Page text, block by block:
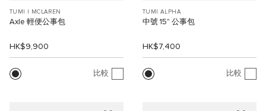
TUMI I MCLAREN
Axle 輕便公事包
HK$9,900
比較
TUMI ALPHA
中號 15" 公事包
HK$7,400
比較